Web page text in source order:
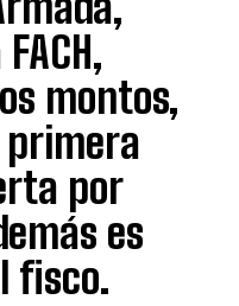
montos,
primera
por
es
fisco.